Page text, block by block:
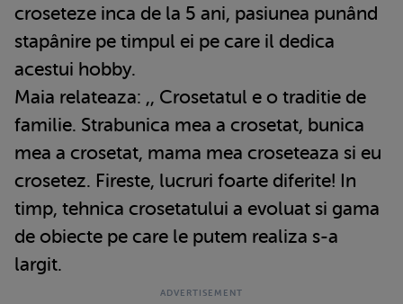
croseteze inca de la 5 ani, pasiunea punând
stapânire pe timpul ei pe care il dedica
acestui hobby.
Maia relateaza: ,, Crosetatul e o traditie de
familie. Strabunica mea a crosetat, bunica
mea a crosetat, mama mea croseteaza si eu
crosetez. Fireste, lucruri foarte diferite! In
timp, tehnica crosetatului a evoluat si gama
de obiecte pe care le putem realiza s-a
largit.